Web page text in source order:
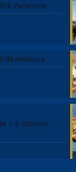
Vacances
de musique
– 3 octobre